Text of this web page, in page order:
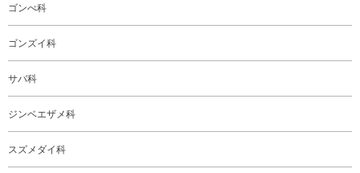
ゴンべ科
ゴンズイ科
サバ科
ジンベエザメ科
スズメダイ科